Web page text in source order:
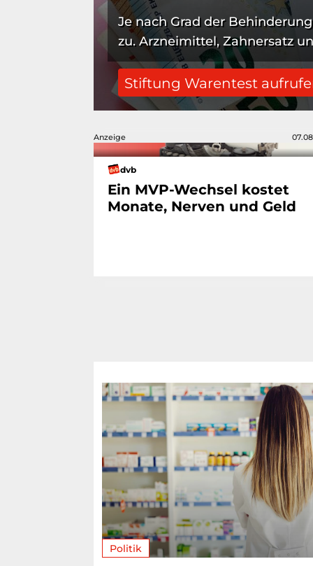
Je nach Grad der
zu. Arznei­mittel, Zahn­ersatz
Stiftung Warentest
Anzeige
dvb
Ein MVP-Wechsel kostet
Monate, Nerven und Geld
Politik